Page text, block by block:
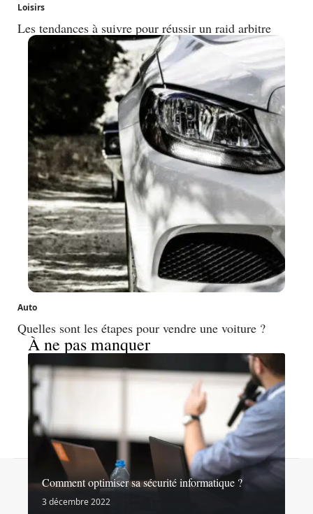
Loisirs
Les tendances à suivre pour réussir un raid arbitre
Auto
Quelles sont les étapes pour vendre une voiture ?
À ne pas manquer
Comment optimiser sa sécurité informatique ?
3 décembre 2022© 2026 | noslibertes.org
Mentions légales Sitemap